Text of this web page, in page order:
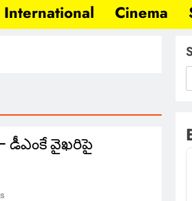
International Cinema
వైఖరిపై